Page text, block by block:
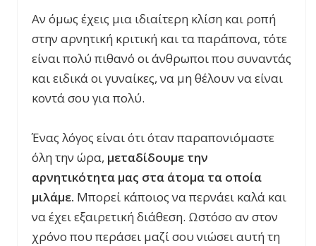
Αν όμως έχεις μια ιδιαίτερη κλίση και ροπή
στην αρνητική κριτική και τα παράπονα, τότε
είναι πολύ πιθανό οι άνθρωποι που συναντάς
και ειδικά οι γυναίκες, να μη θέλουν να είναι
κοντά σου για πολύ.
Ένας λόγος είναι ότι όταν παραπονιόμαστε
όλη την ώρα, μεταδίδουμε την
αρνητικότητα μας στα άτομα τα οποία
μιλάμε. Μπορεί κάποιος να περνάει καλά και
να έχει εξαιρετική διάθεση. Ωστόσο αν στον
χρόνο που περάσει μαζί σου νιώσει αυτή τη